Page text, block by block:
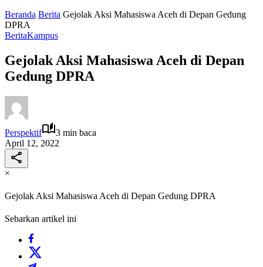
Beranda Berita Gejolak Aksi Mahasiswa Aceh di Depan Gedung
DPRA
BeritaKampus
Gejolak Aksi Mahasiswa Aceh di Depan
Gedung DPRA
Perspektif
3 min baca
April 12, 2022
×
Gejolak Aksi Mahasiswa Aceh di Depan Gedung DPRA
Sebarkan artikel ini